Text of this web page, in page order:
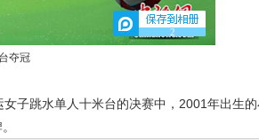
2
夺冠
跳水单人十米台的决赛中，2001年出生的